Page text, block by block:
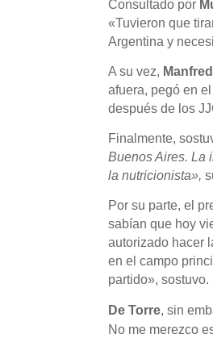
Consultado por
«Tuvieron que
Argentina y
A su vez,
afuera, pegó en
después de los
Finalmente,
Buenos Aires. La
la nutricionista»,
Por su parte, el
sabían que hoy
autorizado hacer
en el campo
partido», sostuvo.
De Torre, sin
No me merezco